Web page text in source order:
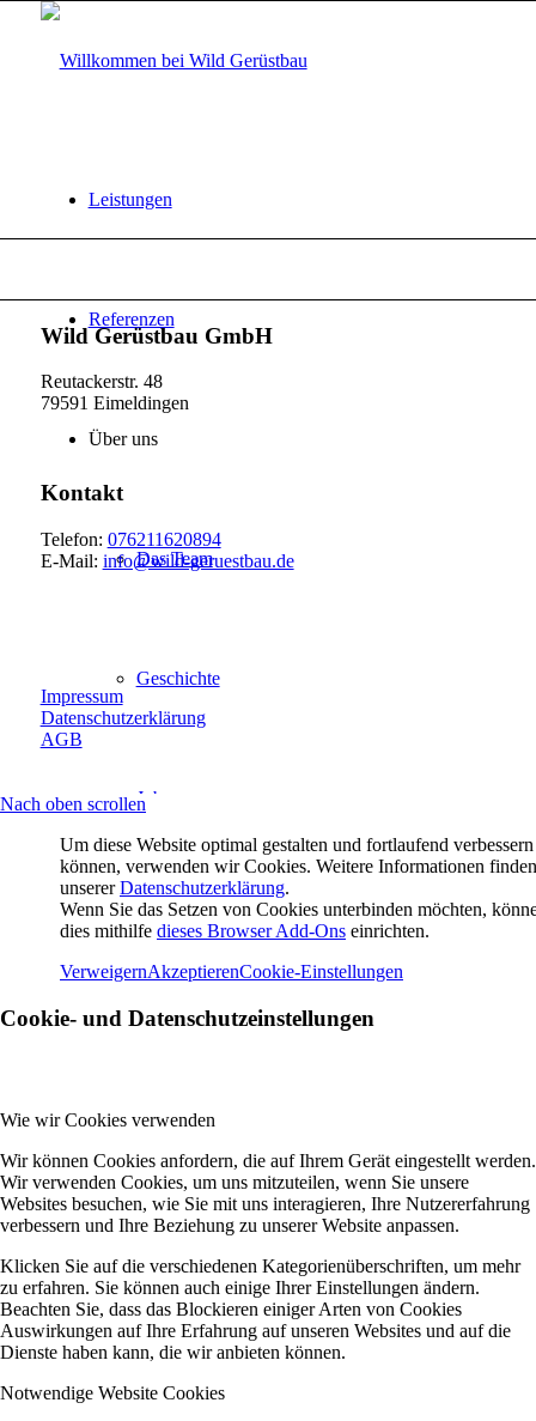
Leistungen
Referenzen
Über uns
Das Team
Geschichte
Jobs
Kontakt
Menü Menü
Wild Gerüstbau GmbH
Reutackerstr. 48
79591 Eimeldingen
Kontakt
Telefon: 076211620894
E-Mail: info@wild-geruestbau.de
Impressum
Datenschutzerklärung
AGB
Nach oben scrollen
Um diese Website optimal gestalten und fortlaufend
können, verwenden wir Cookies. Weitere Informationen
unsererDatenschutzerklärung.
Wenn Sie das Setzen von Cookies unterbinden möchten,
dies mithilfe dieses Browser Add-Ons einrichten.
VerweigernAkzeptierenCookie-Einstellungen
Cookie- und Datenschutzeinstellungen
Wie wir Cookies verwenden
Wir können Cookies anfordern, die auf Ihrem Gerät eingestellt werden.
Wir verwenden Cookies, um uns mitzuteilen, wenn Sie unsere
Websites besuchen, wie Sie mit uns interagieren, Ihre Nutzererfahrung
verbessern und Ihre Beziehung zu unserer Website anpassen.
Klicken Sie auf die verschiedenen Kategorienüberschriften, um mehr
zu erfahren. Sie können auch einige Ihrer Einstellungen ändern.
Beachten Sie, dass das Blockieren einiger Arten von Cookies
Auswirkungen auf Ihre Erfahrung auf unseren Websites und auf die
Dienste haben kann, die wir anbieten können.
Notwendige Website Cookies